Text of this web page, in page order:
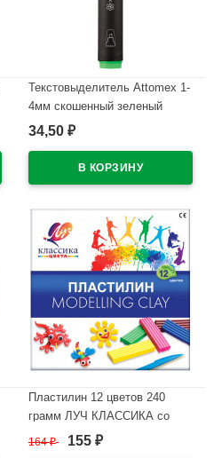
Текстовыделитель Attomex 1-
4мм скошенный зеленый
арт.5045301
34,50 ₽
Пластилин 12 цветов 240
грамм ЛУЧ КЛАССИКА со
стеком картонная коробка арт
164₽ 155 ₽